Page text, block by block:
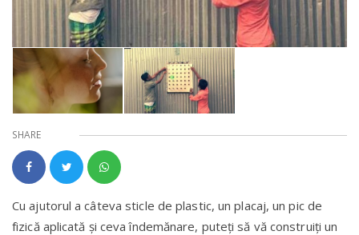
SHARE
Cu ajutorul a câteva sticle de plastic, un placaj, un pic de
fizică aplicată și ceva îndemănare, puteți să vă construiți un